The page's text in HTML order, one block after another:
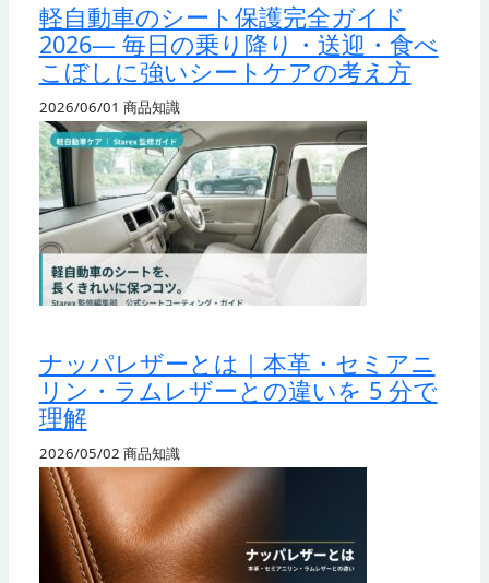
軽自動車のシート保護完全ガイド
2026— 毎日の乗り降り・送迎・食べ
こぼしに強いシートケアの考え方
2026/06/01 商品知識
ナッパレザーとは｜本革・セミアニ
リン・ラムレザーとの違いを 5 分で
理解
2026/05/02 商品知識